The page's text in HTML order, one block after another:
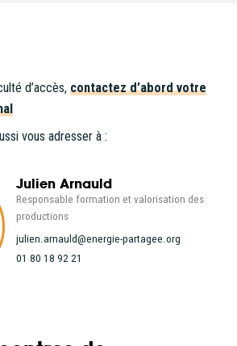
Partenariat opérateur privé
d’accès, contactez d’abord votre
vous adresser à :
Julien Arnauld
Responsable formation et valorisation des
productions
julien.arnauld@energie-partagee.org
01 80 18 92 21